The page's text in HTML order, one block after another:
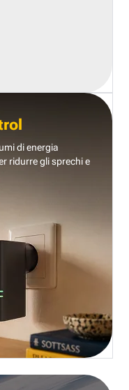
di energia
ridurre gli sprechi e